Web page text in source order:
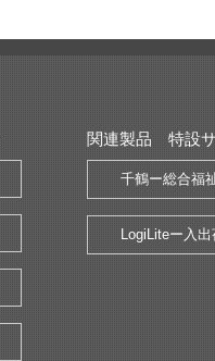
関連製品 特設
千鶴ー総合福
LogiLiteー入